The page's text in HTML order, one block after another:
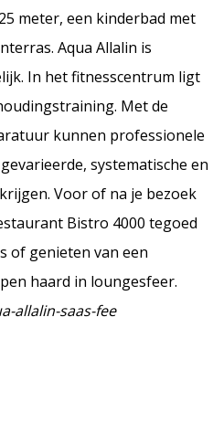
meter, een kinderbad met
Aqua Allalin is
In het fitnesscentrum ligt
Met de
kunnen professionele
systematische en
Voor of na je bezoek
Bistro 4000 tegoed
of genieten van een
haard in loungesfeer.
allalin-saas-fee